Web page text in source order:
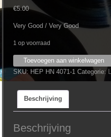
€5.00
Very Good / Very Good
1 op voorraad
Don
Williams
-
A
Touch
of
aantal
Toevoegen aan winkelwagen
SKU: HEP HN 4071-1 Categorie:
Beschrijving
Beschrijving